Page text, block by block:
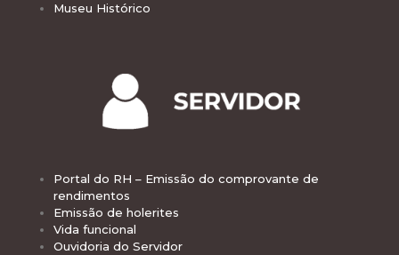
Museu Histórico
Portal do RH – Emissão do comprovante de
rendimentos
Emissão de holerites
Vida funcional
Ouvidoria do Servidor